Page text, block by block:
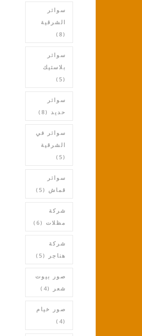
سواتر
الشرقية
(8)
سواتر
بلاستيك
(5)
سواتر
حديد (8)
سواتر في
الشرقية
(5)
سواتر
قماش (5)
شركة
مظلات (6)
شركة
هناجر
(5)
صور بيوت
شعر
(4)
صور خيام
(4)